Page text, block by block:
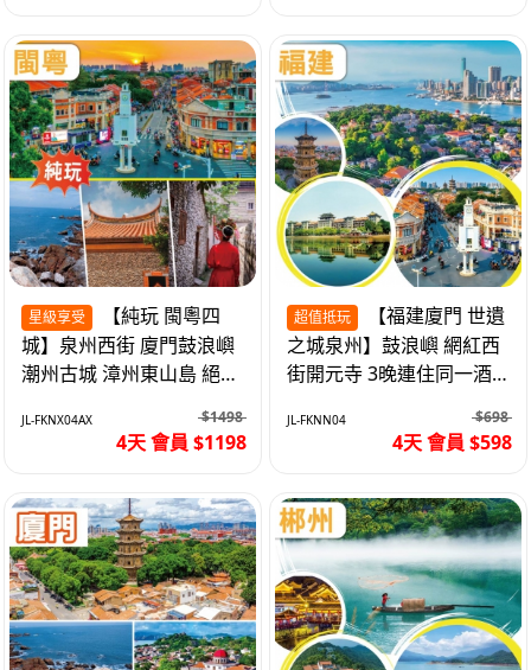
星級享受
城】泉州西街 廈門鼓浪嶼
潮州古城 漳州東山島 絕無
JL-FKNX04AX $1498
4天 會員 $1198
超值抵玩
之城泉州】鼓浪嶼 網紅西
街開元寺 3晚連住同一酒
JL-FKNN04 $698
4天 會員 $598